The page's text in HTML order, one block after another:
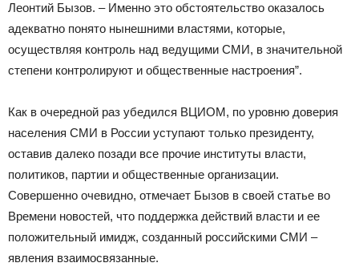
Леонтий Бызов. – Именно это обстоятельство оказалось
адекватно понято нынешними властями, которые,
осуществляя контроль над ведущими СМИ, в значительной
степени контролируют и общественные настроения”.
Как в очередной раз убедился ВЦИОМ, по уровню доверия
населения СМИ в России уступают только президенту,
оставив далеко позади все прочие институты власти,
политиков, партии и общественные организации.
Совершенно очевидно, отмечает Бызов в своей статье во
Времени новостей, что поддержка действий власти и ее
положительный имидж, созданный российскими СМИ –
явления взаимосвязанные.